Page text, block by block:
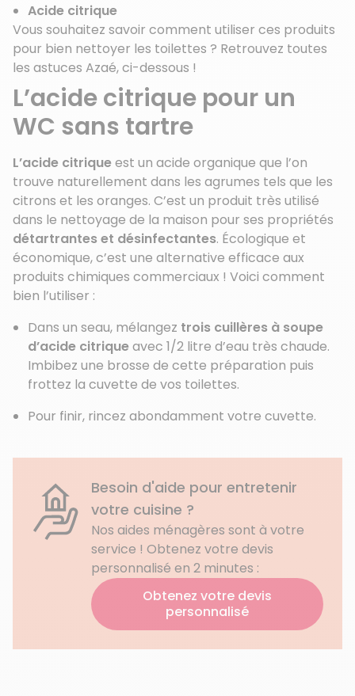
Acide citrique
Vous souhaitez savoir comment utiliser ces produits
pour bien nettoyer les toilettes ? Retrouvez toutes
les astuces Azaé, ci-dessous !
L’acide citrique pour un
WC sans tartre
L’acide citriqueest un acide organique que l’on
trouve naturellement dans les agrumes tels que les
citrons et les oranges. C’est un produit très utilisé
dans le nettoyage de la maison pour ses propriétés
détartrantes et désinfectantes. Écologique et
économique, c’est une alternative efficace aux
produits chimiques commerciaux ! Voici comment
bien l’utiliser :
Dans un seau, mélangez trois cuillères à soupe
d’acide citriqueavec 1/2 litre d’eau très chaude.
Imbibez une brosse de cette préparation puis
frottez la cuvette de vos toilettes.
Pour finir, rincez abondamment votre cuvette.
Besoin d'aide pour entretenir
votre cuisine ?
Nos aides ménagères sont à votre
service ! Obtenez votre devis
personnalisé en 2 minutes :
Obtenez votre devis
personnalisé